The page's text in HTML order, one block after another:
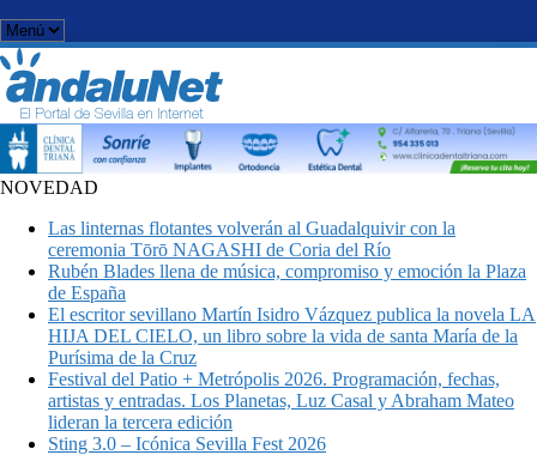
NOVEDAD
Las linternas flotantes volverán al Guadalquivir con la
ceremonia Tōrō NAGASHI de Coria del Río
Rubén Blades llena de música, compromiso y emoción la Plaza
de España
El escritor sevillano Martín Isidro Vázquez publica la novela LA
HIJA DEL CIELO, un libro sobre la vida de santa María de la
Purísima de la Cruz
Festival del Patio + Metrópolis 2026. Programación, fechas,
artistas y entradas. Los Planetas, Luz Casal y Abraham Mateo
lideran la tercera edición
Sting 3.0 – Icónica Sevilla Fest 2026